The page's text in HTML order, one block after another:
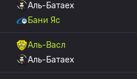
Аль-Батаех
Бани Яс
Аль-Васл
Аль-Батаех